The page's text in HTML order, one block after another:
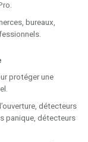
bureaux,
protéger une
détecteurs
panique, détecteurs